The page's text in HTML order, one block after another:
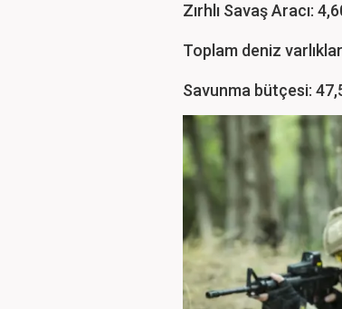
Zırhlı Savaş Aracı:
Toplam deniz
Savunma bütçesi: